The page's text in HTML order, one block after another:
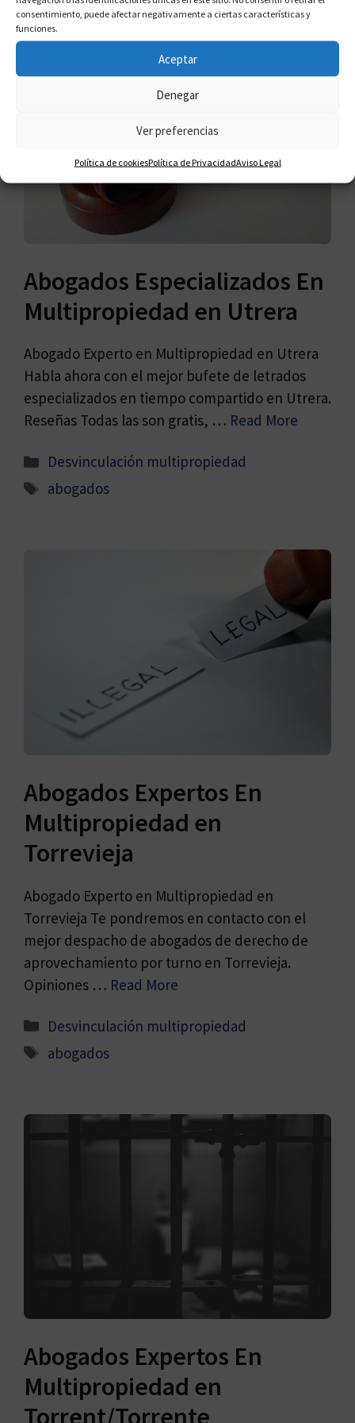
consentimiento, puede afectar negativamente a ciertas características y
funciones.
Aceptar
Denegar
Ver preferencias
Política de cookiesPolítica de PrivacidadAviso Legal
Abogados Especializados En
Multipropiedad en Utrera
Abogado Experto en Multipropiedad en Utrera
Habla ahora con el mejor bufete de letrados
especializados en tiempo compartido en Utrera.
Reseñas Todas las son gratis, … Read More
Categorías
Desvinculación multipropiedad
Etiquetas
abogados
Abogados Expertos En
Multipropiedad en
Torrevieja
Abogado Experto en Multipropiedad en
Torrevieja Te pondremos en contacto con el
mejor despacho de abogados de derecho de
aprovechamiento por turno en Torrevieja.
Opiniones … Read More
Categorías
Desvinculación multipropiedad
Etiquetas
abogados
Abogados Expertos En
Multipropiedad en